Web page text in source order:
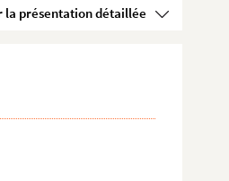
Voir la présentation détaillée